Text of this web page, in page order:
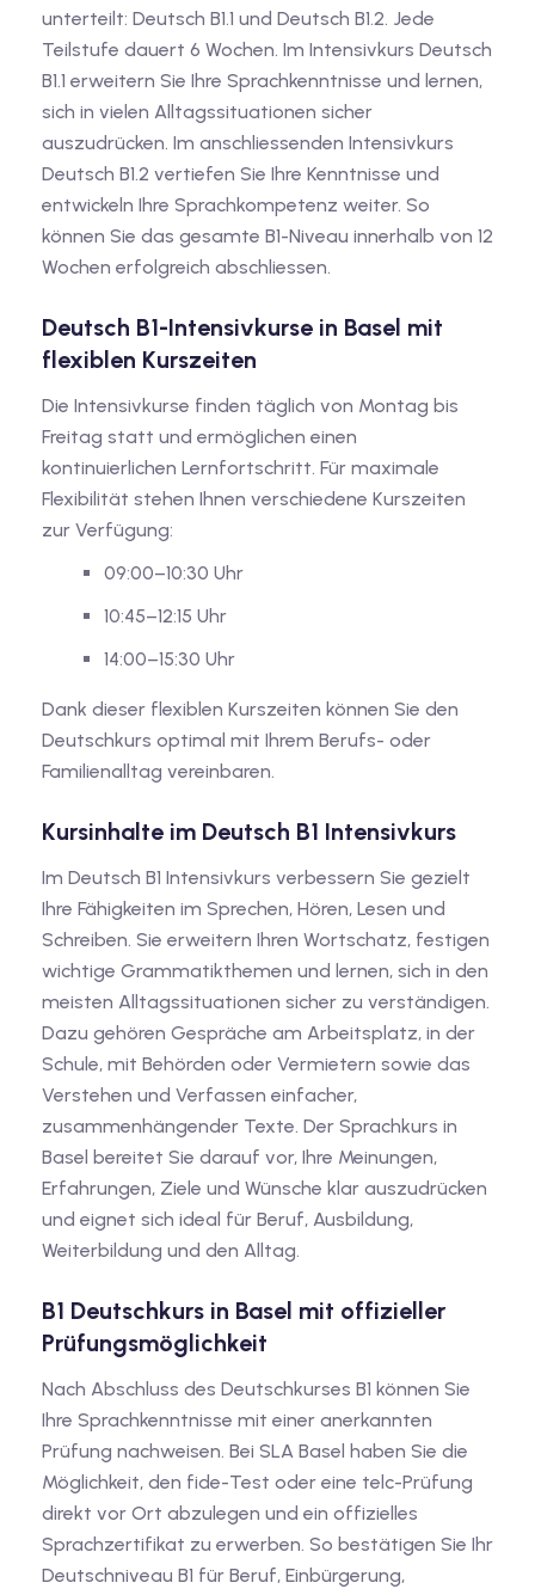
unterteilt: Deutsch B1.1 und Deutsch B1.2. Jede
Teilstufe dauert 6 Wochen. Im Intensivkurs Deutsch
B1.1 erweitern Sie Ihre Sprachkenntnisse und lernen,
sich in vielen Alltagssituationen sicher
auszudrücken. Im anschliessenden Intensivkurs
Deutsch B1.2 vertiefen Sie Ihre Kenntnisse und
entwickeln Ihre Sprachkompetenz weiter. So
können Sie das gesamte B1-Niveau innerhalb von 12
Wochen erfolgreich abschliessen.
Deutsch B1-Intensivkurse in Basel mit
flexiblen Kurszeiten
Die Intensivkurse finden täglich von Montag bis
Freitag statt und ermöglichen einen
kontinuierlichen Lernfortschritt. Für maximale
Flexibilität stehen Ihnen verschiedene Kurszeiten
zur Verfügung:
09:00–10:30 Uhr
10:45–12:15 Uhr
14:00–15:30 Uhr
Dank dieser flexiblen Kurszeiten können Sie den
Deutschkurs optimal mit Ihrem Berufs- oder
Familienalltag vereinbaren.
Kursinhalte im Deutsch B1 Intensivkurs
Im Deutsch B1 Intensivkurs verbessern Sie gezielt
Ihre Fähigkeiten im Sprechen, Hören, Lesen und
Schreiben. Sie erweitern Ihren Wortschatz, festigen
wichtige Grammatikthemen und lernen, sich in den
meisten Alltagssituationen sicher zu verständigen.
Dazu gehören Gespräche am Arbeitsplatz, in der
Schule, mit Behörden oder Vermietern sowie das
Verstehen und Verfassen einfacher,
zusammenhängender Texte. Der Sprachkurs in
Basel bereitet Sie darauf vor, Ihre Meinungen,
Erfahrungen, Ziele und Wünsche klar auszudrücken
und eignet sich ideal für Beruf, Ausbildung,
Weiterbildung und den Alltag.
B1 Deutschkurs in Basel mit offizieller
Prüfungsmöglichkeit
Nach Abschluss des Deutschkurses B1 können Sie
Ihre Sprachkenntnisse mit einer anerkannten
Prüfung nachweisen. Bei SLA Basel haben Sie die
Möglichkeit, den fide-Test oder eine telc-Prüfung
direkt vor Ort abzulegen und ein offizielles
Sprachzertifikat zu erwerben. So bestätigen Sie Ihr
Deutschniveau B1 für Beruf, Einbürgerung,